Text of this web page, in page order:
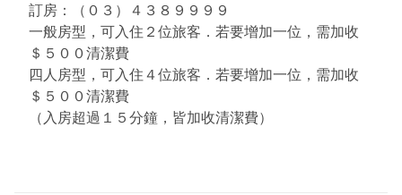
訂房：（０３）４３８９９９９
一般房型，可入住２位旅客．若要增加一位，需加收
＄５００清潔費
四人房型，可入住４位旅客．若要增加一位，需加收
＄５００清潔費
（入房超過１５分鐘，皆加收清潔費）